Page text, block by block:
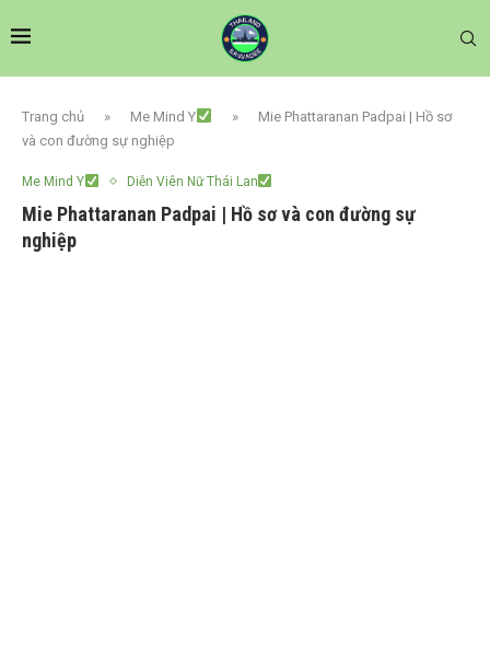
Trang chủ » Me Mind Y »
Mie Phattaranan Padpai | Hồ sơ
và con đường sự nghiệp
Me Mind Y Diễn Viên Nữ Thái Lan
Mie Phattaranan Padpai | Hồ sơ và con đường sự
nghiệp